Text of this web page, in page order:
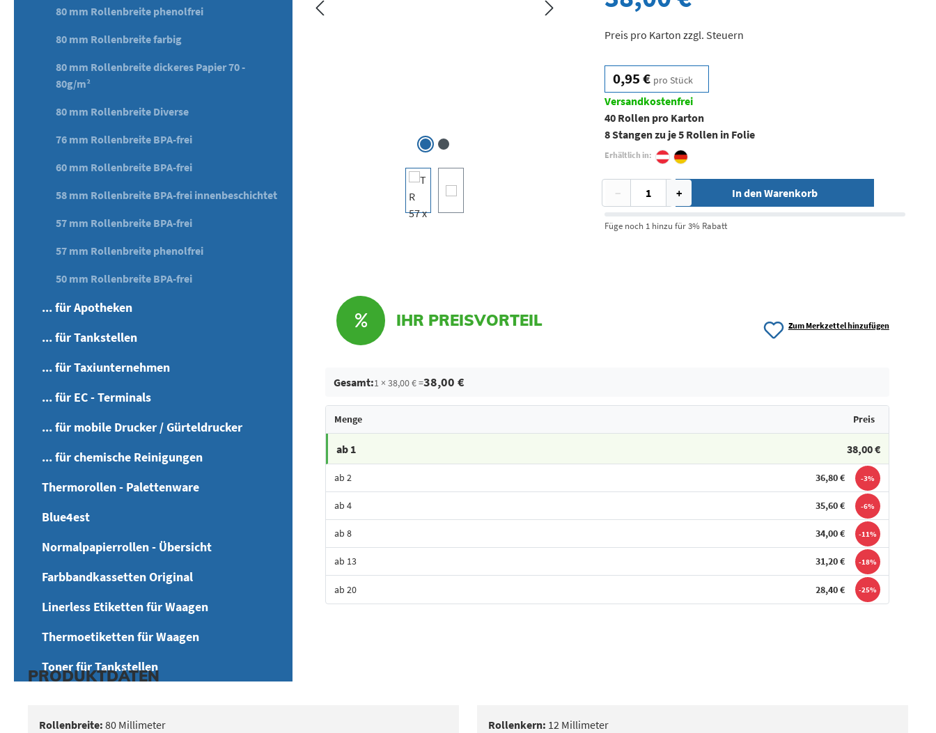
80 mm Rollenbreite phenolfrei
80 mm Rollenbreite farbig
80 mm Rollenbreite dickeres Papier 70 -
80g/m²
80 mm Rollenbreite Diverse
76 mm Rollenbreite BPA-frei
60 mm Rollenbreite BPA-frei
58 mm Rollenbreite BPA-frei innenbeschichtet
57 mm Rollenbreite BPA-frei
57 mm Rollenbreite phenolfrei
50 mm Rollenbreite BPA-frei
... für Apotheken
... für Tankstellen
... für Taxiunternehmen
... für EC - Terminals
... für mobile Drucker / Gürteldrucker
... für chemische Reinigungen
Thermorollen - Palettenware
Blue4est
Normalpapierrollen - Übersicht
Farbbandkassetten Original
Linerless Etiketten für Waagen
Thermoetiketten für Waagen
Toner für Tankstellen
Preis pro Karton zzgl. Steuern
0,95 € pro Stück
Versandkostenfrei
40 Rollen pro Karton
8 Stangen zu je 5 Rollen in Folie
Erhältlich in:
− + In den Warenkorb
Füge noch 1 hinzu für 3% Rabatt
IHR PREISVORTEIL Zum Merkzettel hinzufügen
Gesamt:1 × 38,00 € =38,00 €
Menge Preis
ab 1 38,00 €
ab 2 36,80 € -3%
ab 4 35,60 € -6%
ab 8 34,00 € -11%
ab 13 31,20 € -18%
ab 20 28,40 € -25%
Bestes Angebot
PRODUKTDATEN
Rollenbreite: 80 Millimeter Rollenkern: 12 Millimeter